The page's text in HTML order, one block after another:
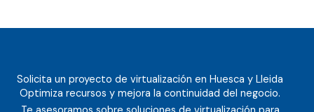
Solicita un proyecto de virtualización en Huesca y Lleida
Optimiza recursos y mejora la continuidad del negocio.